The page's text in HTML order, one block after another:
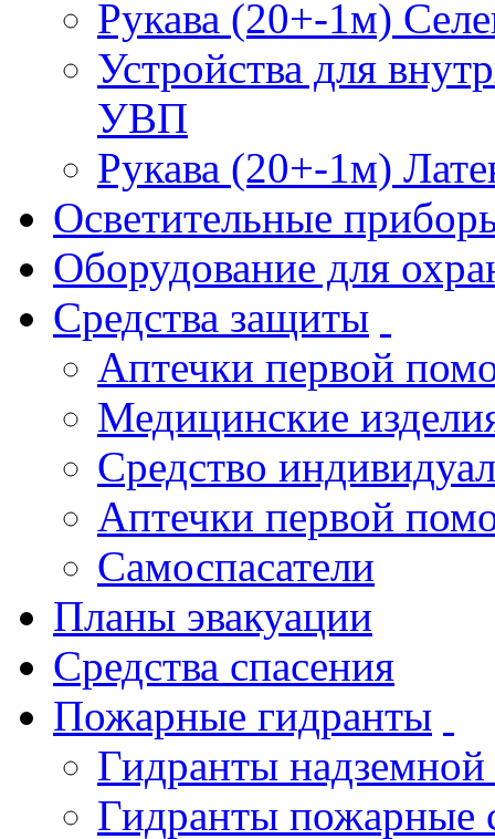
Рукава (20+-1м)
Устройства для
УВП
Рукава (20+-1м)
Осветительные
Оборудование для
Средства защиты
Аптечки первой
Медицинские
Средство
Аптечки первой
Самоспасатели
Планы эвакуации
Средства спасения
Пожарные гидранты
Гидранты
Гидранты пожарные